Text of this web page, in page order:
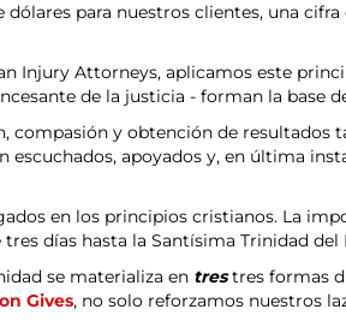
para nuestros clientes, una
Injury Attorneys, aplicamos este
de la justicia - forman la base
y obtención de resultados
apoyados y, en última
en los principios cristianos. La
días hasta la Santísima Trinidad
se materializa en trestres formas
Gives, no solo reforzamos nuestros